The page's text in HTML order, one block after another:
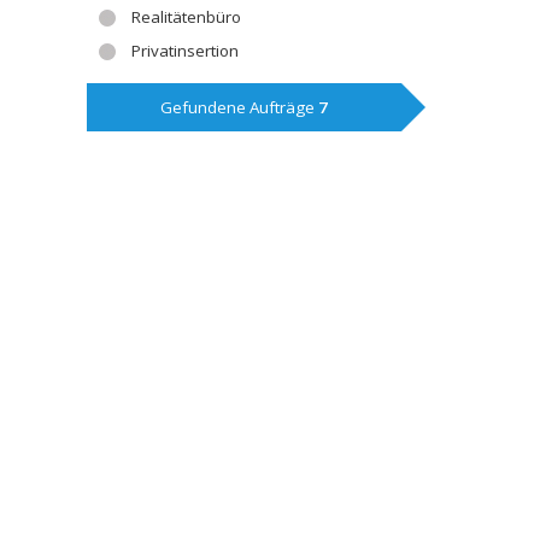
Realitätenbüro
Privatinsertion
Gefundene Aufträge 7